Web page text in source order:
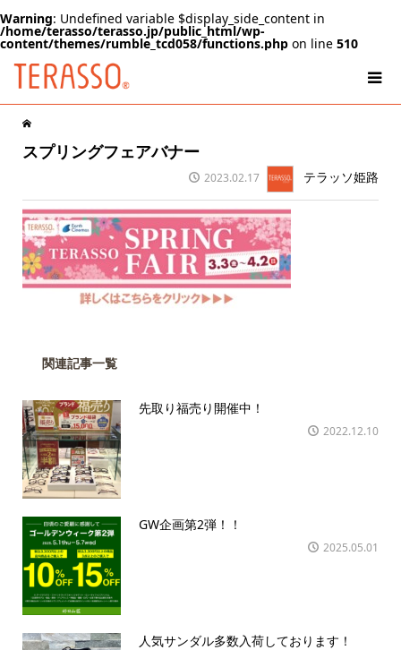
Warning: Undefined variable $display_side_content in
/home/terasso/terasso.jp/public_html/wp-
content/themes/rumble_tcd058/functions.php on line 510
スプリングフェアバナー
2023.02.17 テラッソ姫路
関連記事一覧
先取り福売り開催中！
2022.12.10
GW企画第2弾！！
2025.05.01
人気サンダル多数入荷しております！